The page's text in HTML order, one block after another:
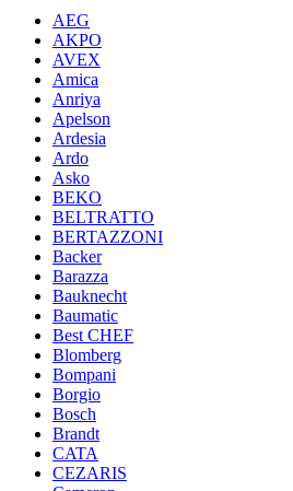
AEG
AKPO
AVEX
Amica
Anriya
Apelson
Ardesia
Ardo
Asko
BEKO
BELTRATTO
BERTAZZONI
Backer
Barazza
Bauknecht
Baumatic
Best CHEF
Blomberg
Bompani
Borgio
Bosch
Brandt
CATA
CEZARIS